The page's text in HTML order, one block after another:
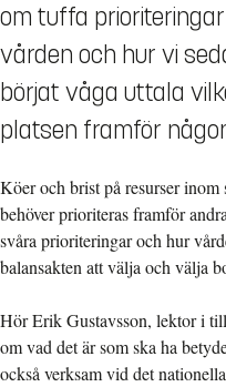
om tuffa
vården och hur vi
börjat våga uttala
platsen framför
Köer och brist på resurser
behöver prioriteras framför
svåra prioriteringar och hur
balansakten att välja och välja
Hör Erik Gustavsson, lektor i
om vad det är som ska ha
också verksam vid det